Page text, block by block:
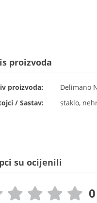
proizvoda
proizvoda:
Delimano
/ Sastav:
staklo,
su ocijenili
0